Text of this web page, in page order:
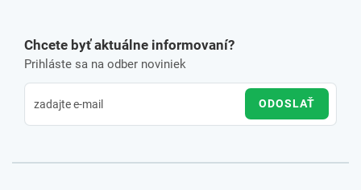
Chcete byť aktuálne informovaní?
Prihláste sa na odber noviniek
ODOSLAŤ